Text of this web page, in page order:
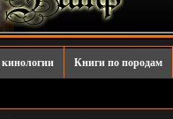
Книги по породам